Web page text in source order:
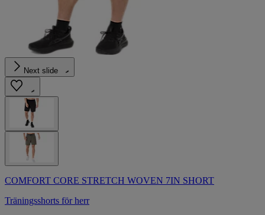
Next slide
COMFORT CORE STRETCH WOVEN 7IN SHORT
Träningsshorts för herr